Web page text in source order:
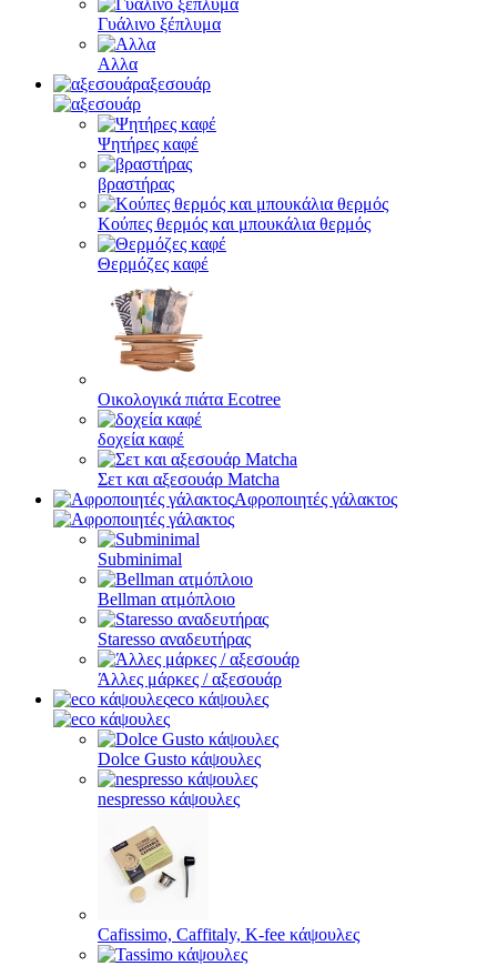
Γυάλινο ξέπλυμα
Αλλα
αξεσουάρ
Ψητήρες καφέ
βραστήρας
Κούπες θερμός και μπουκάλια θερμός
Θερμόζες καφέ
Οικολογικά πιάτα Ecotree
δοχεία καφέ
Σετ και αξεσουάρ Matcha
Αφροποιητές γάλακτος
Subminimal
Bellman ατμόπλοιο
Staresso αναδευτήρας
Άλλες μάρκες / αξεσουάρ
eco κάψουλες
Dolce Gusto κάψουλες
nespresso κάψουλες
Cafissimo, Caffitaly, K-fee κάψουλες